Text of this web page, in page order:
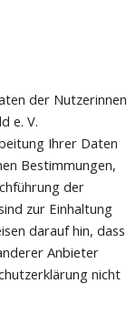
der Nutzerinnen
e. V.
Ihrer Daten
Bestimmungen,
der
zur Einhaltung
darauf hin, dass
Anbieter
nicht